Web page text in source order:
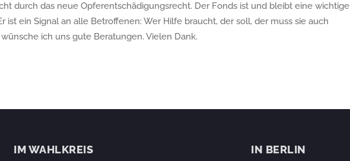
durch das neue Opferentschädigungsrecht. Der Fonds ist und bleibt eine wichtige
ist ein Signal an alle Betroffenen: Wer Hilfe braucht, der soll, der muss sie auch
ich uns gute Beratungen. Vielen Dank.
IM WAHLKREIS IN BERLIN